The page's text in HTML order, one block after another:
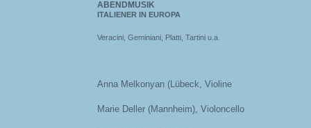
ABENDMUSIK
ITALIENER IN EUROPA
Veracini, Geminiani, Platti, Tartini u.a.
Anna Melkonyan (Lübeck, Violine
Marie Deller (Mannheim), Violoncello